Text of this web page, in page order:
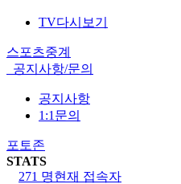
TV다시보기
스포츠중계
공지사항/문의
공지사항
1:1문의
포토존
STATS
271 명현재 접속자